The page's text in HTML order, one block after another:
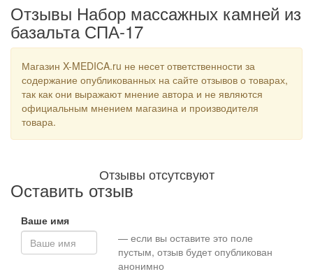
Отзывы Набор массажных камней из
базальта СПА-17
Магазин X-MEDICA.ru не несет ответственности за
содержание опубликованных на сайте отзывов о товарах,
так как они выражают мнение автора и не являются
официальным мнением магазина и производителя
товара.
Отзывы отсутсвуют
Оставить отзыв
Ваше имя
— если вы оставите это поле
пустым, отзыв будет опубликован
анонимно